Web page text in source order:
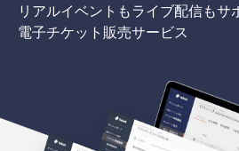
リアルイベントもライブ配信もサ
電子チケット販売サービス